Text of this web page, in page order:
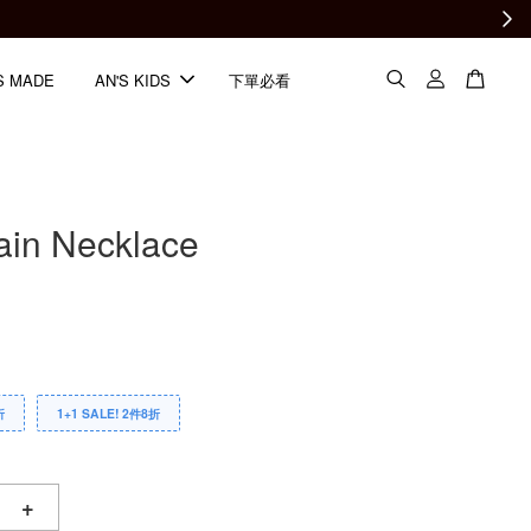
MADE AN'S KIDS 下單必看
Necklace
1+1 SALE! 2件8折
+